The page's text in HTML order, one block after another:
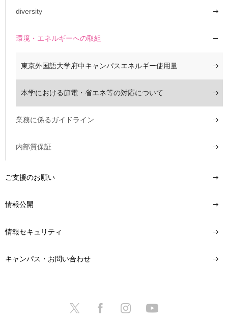
diversity
環境・エネルギーへの取組
東京外国語大学府中キャンパスエネルギー使用量
本学における節電・省エネ等の対応について
業務に係るガイドライン
内部質保証
ご支援のお願い
情報公開
情報セキュリティ
キャンパス・お問い合わせ